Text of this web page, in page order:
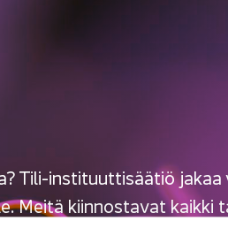
Tili-​instituuttisäätiö
Meitä kiin­nos­ta­vat